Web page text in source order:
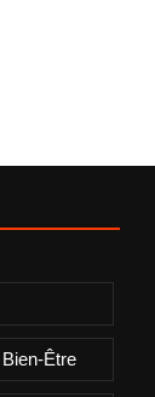
Bien-Être